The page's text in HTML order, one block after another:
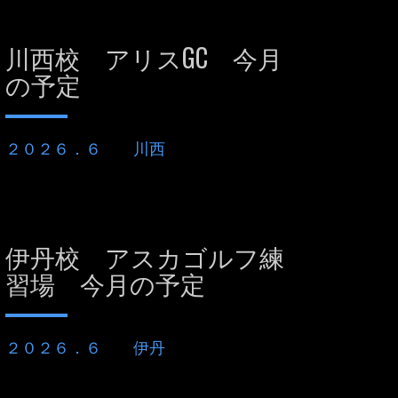
川西校 アリスGC 今月
の予定
２０２６．６ 川西
伊丹校 アスカゴルフ練
習場 今月の予定
２０２６．６ 伊丹